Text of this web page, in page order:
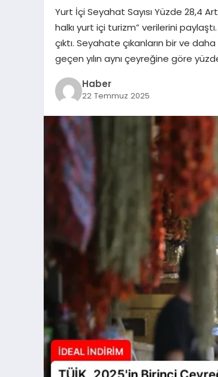
Yurt İçi Seyahat Sayısı Yüzde 28,4
halkı yurt içi turizm” verilerini
çıktı. Seyahate çıkanların bir ve
geçen yılın aynı çeyreğine göre
Haber
22 Temmuz 2025